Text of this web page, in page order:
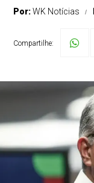
Por:WK Notícias
Compartilhe: